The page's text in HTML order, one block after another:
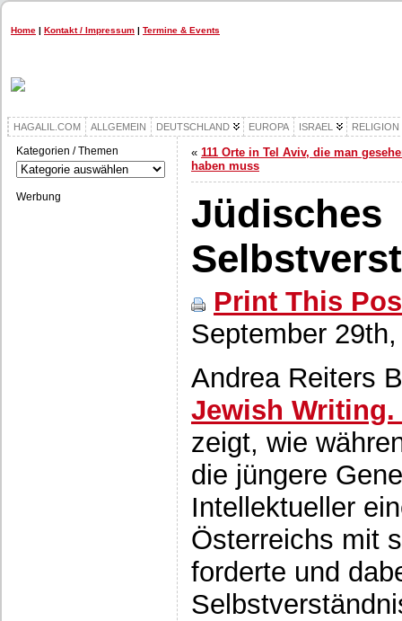
Home | Kontakt / Impressum | Termine & Events
HAGALIL.COM ALLGEMEIN DEUTSCHLAND EUROPA ISRAEL RELIGION
Kategorien / Themen
Kategorien
/
Themen
Werbung
« 111 Orte in Tel Aviv, die man
haben muss
Jüdisches
Print This
September
Andrea Reiters
Jewish
zeigt, wie
die jüngere
Intellektueller
Österreichs mit
forderte und